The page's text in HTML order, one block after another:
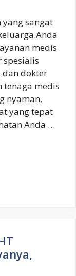
sangat
Anda
medis
spesialis
dan dokter
tenaga medis
nyaman,
yang tepat
Anda …